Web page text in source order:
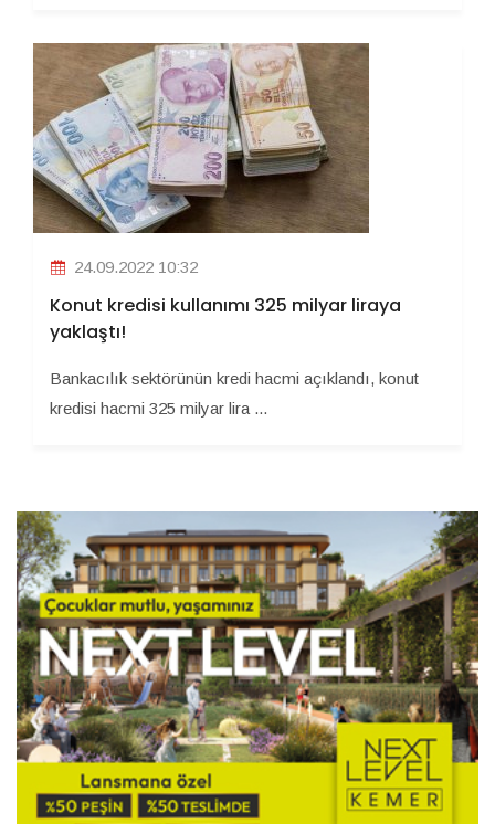
24.09.2022 10:32
Konut kredisi kullanımı 325 milyar liraya
yaklaştı!
Bankacılık sektörünün kredi hacmi açıklandı, konut
kredisi hacmi 325 milyar lira ...